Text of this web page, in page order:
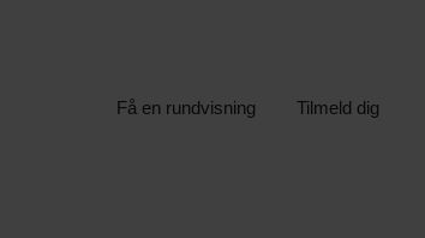
Få en rundvisning Tilmeld dig